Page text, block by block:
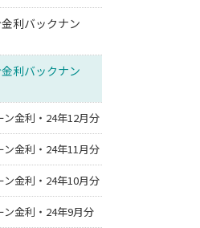
利バックナン
利バックナン
金利・24年12月分
金利・24年11月分
金利・24年10月分
金利・24年9月分